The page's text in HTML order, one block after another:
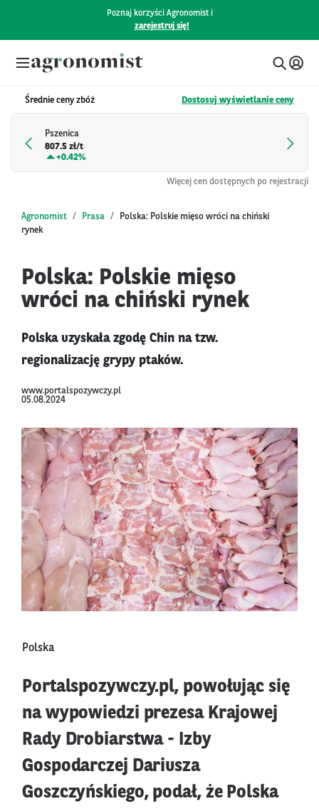
Poznaj korzyści Agronomist i
zarejestruj się!
Średnie ceny zbóż Dostosuj wyświetlanie ceny
Pszenica
807.5 zł/t
+0.42%
Więcej cen dostępnych po rejestracji
Agronomist Prasa
Polska: Polskie mięso wróci na chiński
rynek
Polska: Polskie mięso
wróci na chiński rynek
Polska uzyskała zgodę Chin na tzw.
regionalizację grypy ptaków.
www.portalspozywczy.pl
05.08.2024
Polska
Portalspozywczy.pl, powołując się
na wypowiedzi prezesa Krajowej
Rady Drobiarstwa - Izby
Gospodarczej Dariusza
Goszczyńskiego, podał, że Polska